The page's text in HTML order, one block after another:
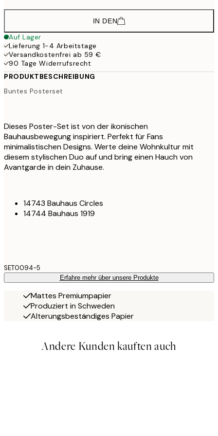
IN DEN
Auf Lager
Lieferung 1-4 Arbeitstage
Versandkostenfrei ab 59 €
90 Tage Widerrufsrecht
PRODUKTBESCHREIBUNG
Buntes Posterset
Dieses Poster-Set ist von der ikonischen
Bauhausbewegung inspiriert. Perfekt für Fans
minimalistischen Designs. Werte deine Wohnkultur mit
diesem stylischen Duo auf und bring einen Hauch von
Avantgarde in dein Zuhause.
14743 Bauhaus Circles
14744 Bauhaus 1919
SET0094-5
Erfahre mehr über unsere Produkte
Mattes Premiumpapier
Produziert in Schweden
Alterungsbeständiges Papier
Andere Kunden kauften auch